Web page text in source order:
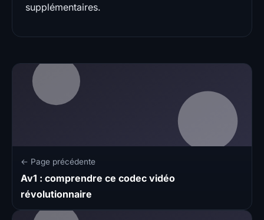
supplémentaires.
← Page précédente
Av1 : comprendre ce codec vidéo
révolutionnaire